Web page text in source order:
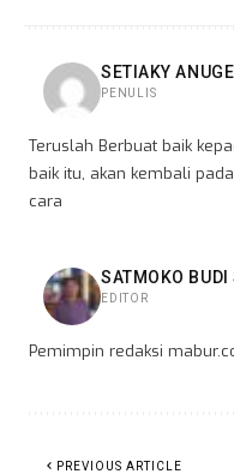
SETIAKY
PENULIS
Teruslah Berbuat baik
baik itu, akan kembali
cara
SATMOKO BUDI
EDITOR
Pemimpin redaksi
PREVIOUS ARTICLE